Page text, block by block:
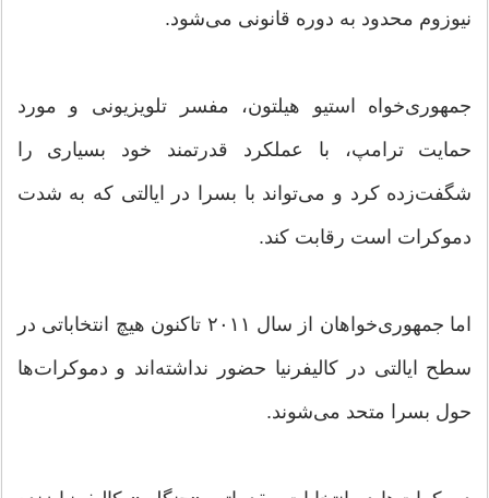
نیوزوم محدود به دوره قانونی می‌شود.
جمهوری‌خواه استیو هیلتون، مفسر تلویزیونی و مورد
حمایت ترامپ، با عملکرد قدرتمند خود بسیاری را
شگفت‌زده کرد و می‌تواند با بسرا در ایالتی که به شدت
دموکرات است رقابت کند.
اما جمهوری‌خواهان از سال ۲۰۱۱ تاکنون هیچ انتخاباتی در
سطح ایالتی در کالیفرنیا حضور نداشته‌اند و دموکرات‌ها
حول بسرا متحد می‌شوند.